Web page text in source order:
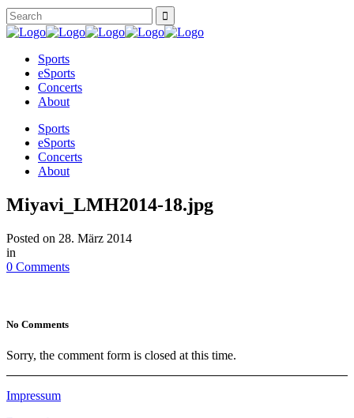
Sports
eSports
Concerts
About
Sports
eSports
Concerts
About
Miyavi_LMH2014-18.jpg
Posted on 28. März 2014
in
0 Comments
No Comments
Sorry, the comment form is closed at this time.
Impressum